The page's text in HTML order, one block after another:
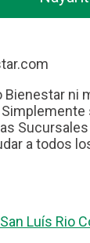
Bienestar ni
a todos
Luís Rio